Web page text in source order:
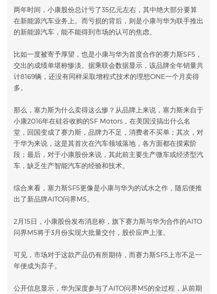
两年时间，小康股份总计亏了35亿元左右，其中绝大部分要算
在新能源汽车业务上。而亏损的背后，则是小康与华为联手推出
的新能源汽车，能不能得到市场的认可的焦虑。
比如一度被寄予厚望，也是小康与华为首度合作的赛力斯SF5，
交出的成绩单堪称惨淡。据乘联会数据显示，该品牌全年销量共
计8169辆，还没有同样采取增程式技术的理想ONE一个月卖得
多。
那么，塞力斯为什么卖得这么惨？从品牌上来说，塞力斯来自于
小康2016年在硅谷收购的SF Motors，在美国没搞出什么名
堂，回国变成了赛力斯，品牌力不足，消费者不买单；其次，对
于华为来说，这是其首次在汽车领域落地，各方面都在摸索阶
段；最后，对于小康股份来说，其此前主要生产微车或经济型汽
车，缺乏生产智能汽车的经验和技术。
综合来看，塞力斯SF5更像是小康与华为的试水之作，随后便推
出了新品牌AITO问界M5。
2月15日，小康股份发布消息称，旗下赛力斯与华为合作的AITO
问界M5将于3月份实现大批量交付，股价应声上涨。
可见，市场对于这款产品仍有所期待，而赛力斯SF5上市不足一
年便成为弃子。
公开信息显示，华为深度参与了AITO问界M5的全过程，从前期